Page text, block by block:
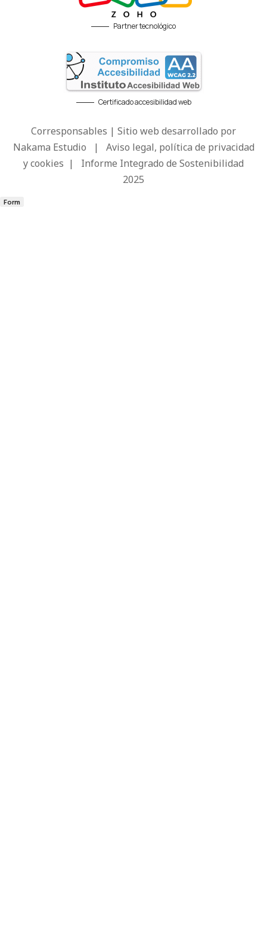
Partner tecnológico
Certificado accesibilidad web
Corresponsables | Sitio web desarrollado por
Nakama Estudio | Aviso legal, política de privacidad
y cookies | Informe Integrado de Sostenibilidad
2025
Form